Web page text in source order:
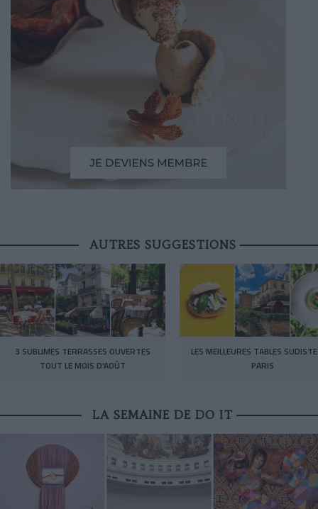
AUTRES SUGGESTIONS
3 SUBLIMES TERRASSES OUVERTES
TOUT LE MOIS D’AOÛT
LES MEILLEURES TABLES
PARIS
LA SEMAINE DE DO IT